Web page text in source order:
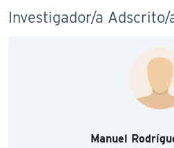
Investigador/a Adscrito/
Manuel